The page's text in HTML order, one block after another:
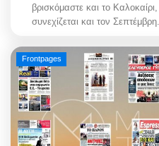
βρισκόμαστε και το
συνεχίζεται και τον
Frontpages